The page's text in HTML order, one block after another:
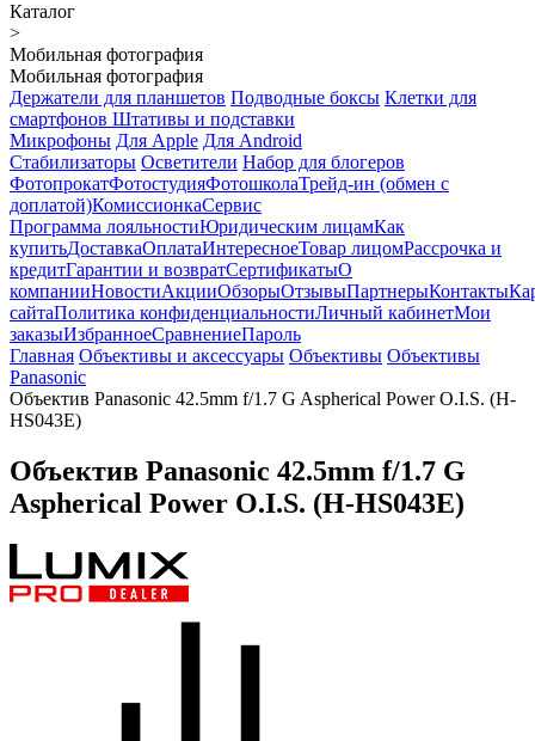
Каталог
>
Мобильная фотография
Мобильная фотография
Держатели для планшетов Подводные боксы Клетки для
смартфонов Штативы и подставки
Микрофоны Для Apple Для Android
Стабилизаторы Осветители Набор для блогеров
ФотопрокатФотостудияФотошколаТрейд-ин (обмен с
доплатой)КомиссионкаСервис
Программа лояльностиЮридическим лицамКак
купитьДоставкаОплатаИнтересноеТовар лицомРассрочка и
кредитГарантии и возвратСертификатыО
компанииНовостиАкцииОбзорыОтзывыПартнерыКонтакты
сайтаПолитика конфиденциальностиЛичный кабинетМои
заказыИзбранноеСравнениеПароль
Главная Объективы и аксессуары Объективы Объективы
Panasonic
Объектив Panasonic 42.5mm f/1.7 G Aspherical Power O.I.S. (H-
HS043E)
Объектив Panasonic 42.5mm f/1.7 G
Aspherical Power O.I.S. (H-HS043E)